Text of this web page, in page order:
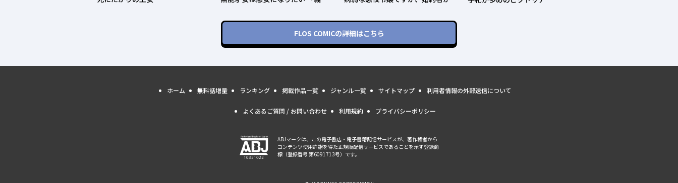
溺愛に気づかない～
猿の仲でしたよね!?)
FLOS COMICの詳細はこちら
ホーム 無料話増量 ランキング 掲載作品一覧 ジャンル一覧 サイトマップ 利用者情報の外部送信について
よくあるご質問 / お問い合わせ 利用規約 プライバシーポリシー
ABJマークは、この電子書店・電子書籍配信サービスが、著作権者から
コンテンツ使用許諾を得た正規版配信サービスであることを示す登録商
標（登録番号 第6091713号）です。